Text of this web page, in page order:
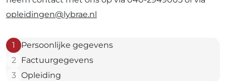
opleidingen@lybrae.nl
1
Persoonlijke gegevens
2
Factuurgegevens
3 Opleiding